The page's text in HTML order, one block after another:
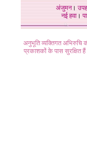
अंजुमन।
नई हवा।
अनुभूति व्यक्तिगत अभिरुचि
प्रकाशकों के पास सुरक्षित